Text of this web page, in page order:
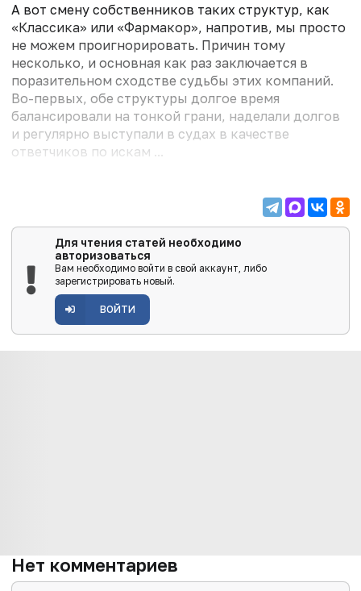
А вот смену собственников таких структур, как
«Классика» или «Фармакор», напротив, мы просто
не можем проигнорировать. Причин тому
несколько, и основная как раз заключается в
поразительном сходстве судьбы этих компаний.
Во-первых, обе структуры долгое время
балансировали на тонкой грани, наделали долгов
и регулярно выступали в судах в качестве
ответчиков по искам ...
Для чтения статей необходимо
авторизоваться
Вам необходимо войти в свой аккаунт, либо
зарегистрировать новый.
ВОЙТИ
Нет комментариев